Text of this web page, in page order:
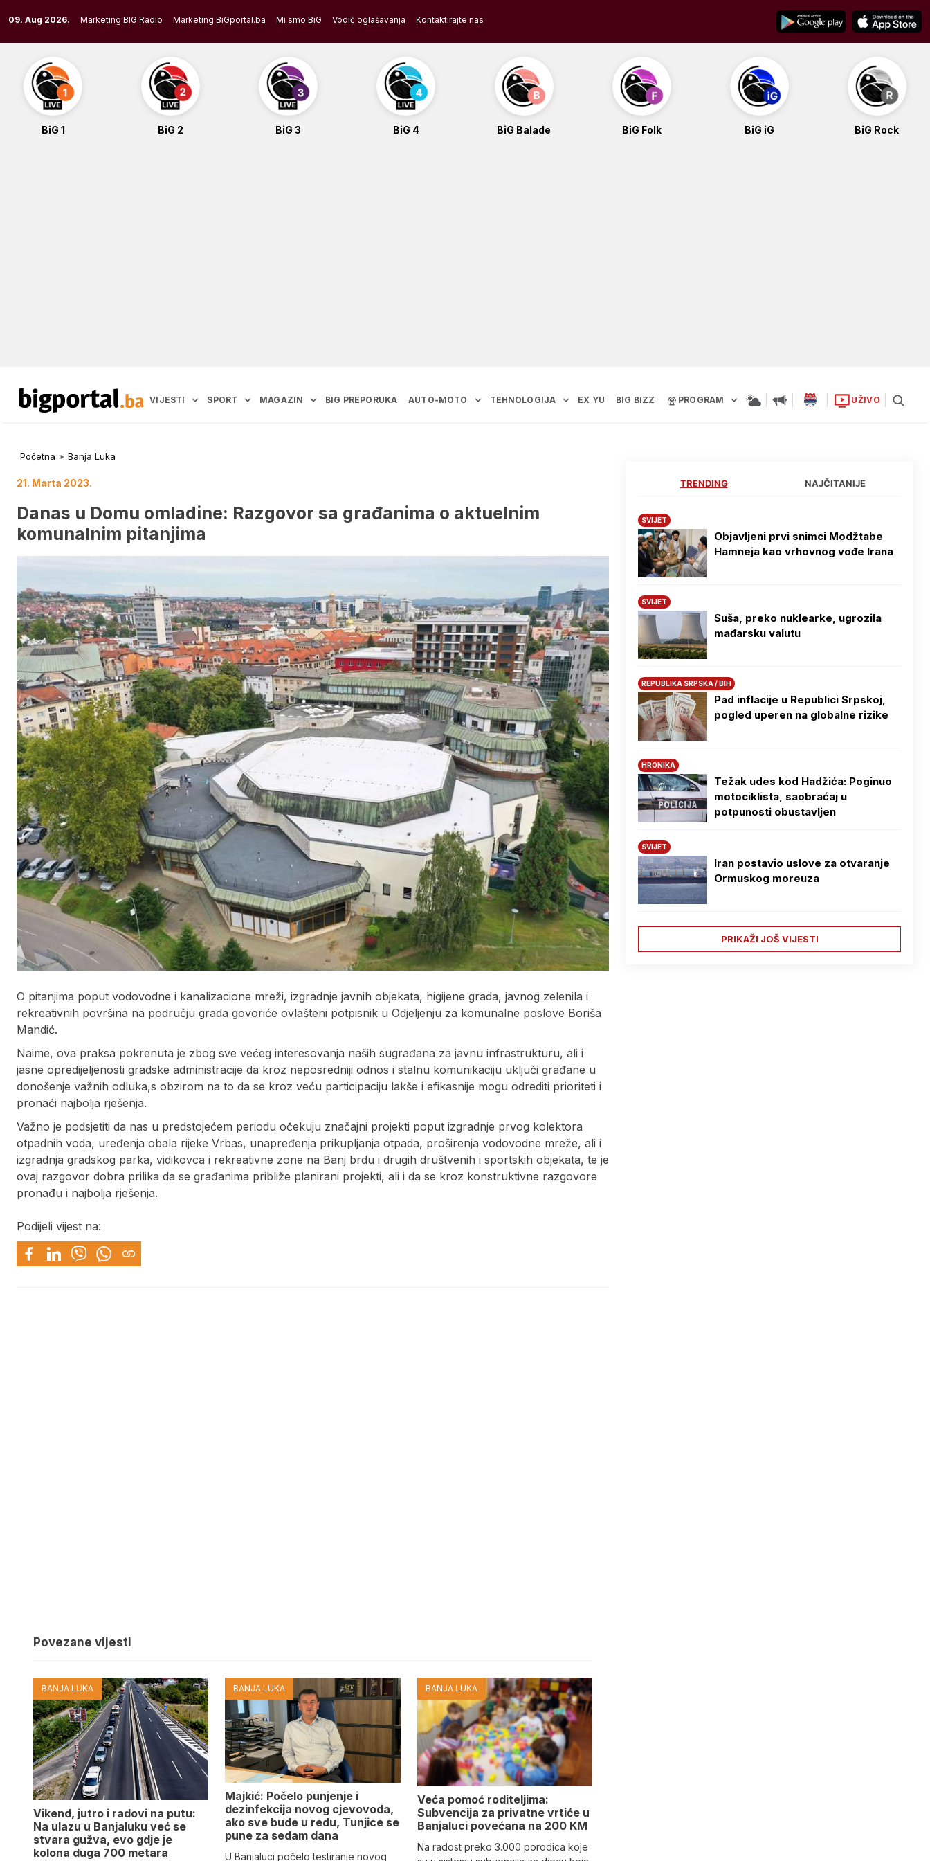
to
content
09. Aug 2026. Marketing BIG Radio Marketing BiGportal.ba Mi smo BiG Vodič oglašavanja Kontaktirajte nas
BiG 1 BiG 2 BiG 3 BiG 4 BiG Balade BiG Folk BiG iG BiG Rock
VIJESTI SPORT MAGAZIN BIG PREPORUKA AUTO-MOTO TEHNOLOGIJA EX YU BIG BIZZ PROGRAM UŽIVO
Početna » Banja Luka
21. Marta 2023.
Danas u Domu omladine: Razgovor sa građanima o aktuelnim
komunalnim pitanjima
O pitanjima poput vodovodne i kanalizacione mreži, izgradnje javnih objekata, higijene grada, javnog zelenila i
rekreativnih površina na području grada govoriće ovlašteni potpisnik u Odjeljenju za komunalne poslove Boriša
Mandić.
Naime, ova praksa pokrenuta je zbog sve većeg interesovanja naših sugrađana za javnu infrastrukturu, ali i
jasne opredijeljenosti gradske administracije da kroz neposredniji odnos i stalnu komunikaciju uključi građane u
donošenje važnih odluka,s obzirom na to da se kroz veću participaciju lakše i efikasnije mogu odrediti prioriteti i
pronaći najbolja rješenja.
Važno je podsjetiti da nas u predstojećem periodu očekuju značajni projekti poput izgradnje prvog kolektora
otpadnih voda, uređenja obala rijeke Vrbas, unapređenja prikupljanja otpada, proširenja vodovodne mreže, ali i
izgradnja gradskog parka, vidikovca i rekreativne zone na Banj brdu i drugih društvenih i sportskih objekata, te je
ovaj razgovor dobra prilika da se građanima približe planirani projekti, ali i da se kroz konstruktivne razgovore
pronađu i najbolja rješenja.
Podijeli vijest na:
Povezane vijesti
BANJA LUKA
Vikend, jutro i radovi na putu:
Na ulazu u Banjaluku već se
stvara gužva, evo gdje je
kolona duga 700 metara
BANJA LUKA
Majkić: Počelo punjenje i
dezinfekcija novog cjevovoda,
ako sve bude u redu, Tunjice se
pune za sedam dana
U Banjaluci počelo testiranje novog
BANJA LUKA
Veća pomoć roditeljima:
Subvencija za privatne vrtiće u
Banjaluci povećana na 200 KM
Na radost preko 3.000 porodica koje
TRENDING NAJČITANIJE
SVIJET
Objavljeni prvi snimci Modžtabe
Hamneja kao vrhovnog vođe Irana
SVIJET
Suša, preko nuklearke, ugrozila
mađarsku valutu
REPUBLIKA SRPSKA / BIH
Pad inflacije u Republici Srpskoj,
pogled uperen na globalne rizike
HRONIKA
Težak udes kod Hadžića: Poginuo
motociklista, saobraćaj u
potpunosti obustavljen
SVIJET
Iran postavio uslove za otvaranje
Ormuskog moreuza
PRIKAŽI JOŠ VIJESTI